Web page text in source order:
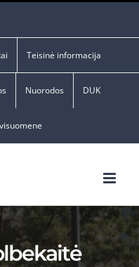
YouTube
Teisinė informacija
Nuorodos DUK